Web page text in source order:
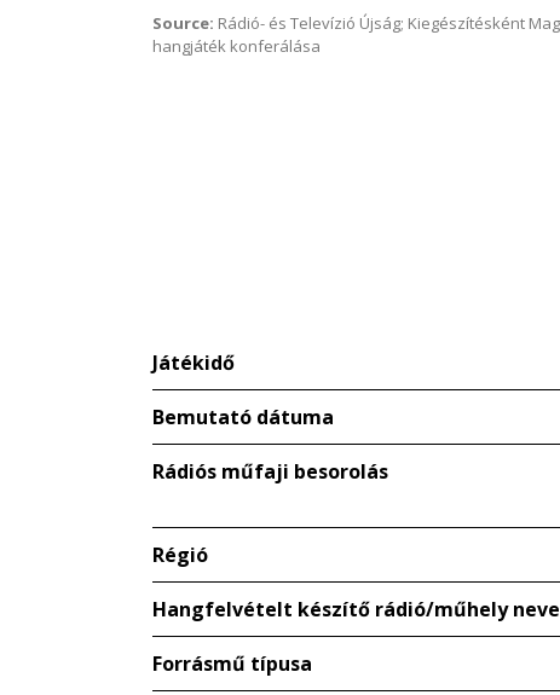
Source: Rádió- és Televízió Újság; Kiegészítésként
hangjáték konferálása
Játékidő
Bemutató dátuma
Rádiós műfaji besorolás
Régió
Hangfelvételt készítő rádió/műhely neve
Forrásmű típusa